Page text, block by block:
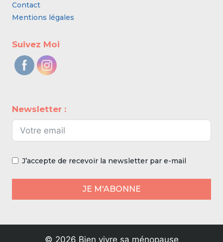
Contact
Mentions légales
Suivez Moi
Newsletter :
J’accepte de recevoir la newsletter par e-mail
JE M'ABONNE
© 2026 Bien vivre sa ménopause